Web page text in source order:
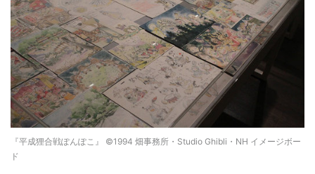
『平成狸合戦ぽんぽこ』 ©1994 畑事務所・Studio Ghibli・NH イメージボー
ド